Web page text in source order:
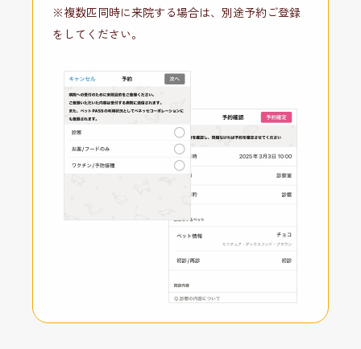
※複数匹同時に来院する場合は、別途予約ご登録
をしてください。